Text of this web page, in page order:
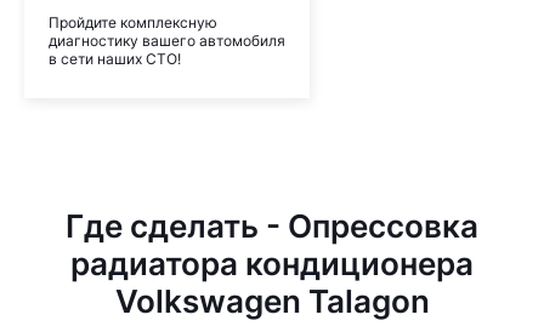
Пройдите комплексную
диагностику вашего автомобиля
в сети наших СТО!
Где сделать - Опрессовка
радиатора кондиционера
Volkswagen Talagon